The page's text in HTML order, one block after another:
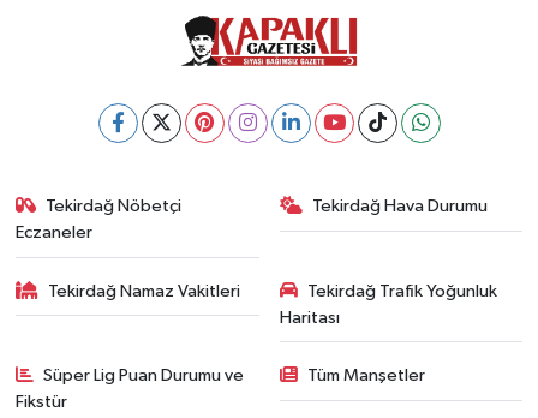
Tekirdağ Nöbetçi
Eczaneler
Tekirdağ Hava Durumu
Tekirdağ Namaz Vakitleri
Tekirdağ Trafik Yoğunluk
Haritası
Süper Lig Puan Durumu ve
Fikstür
Tüm Manşetler